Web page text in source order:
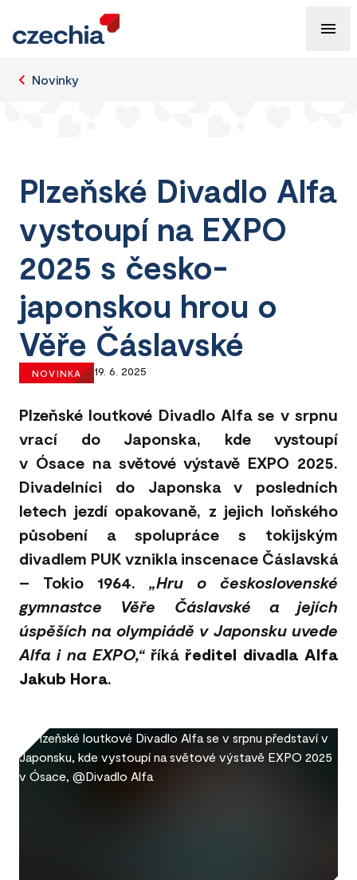
Novinky
Plzeňské Divadlo Alfa
vystoupí na EXPO
2025 s česko-
japonskou hrou o
Věře Čáslavské
NOVINKA 19. 6. 2025
Plzeňské loutkové Divadlo Alfa se v srpnu
vrací do Japonska, kde vystoupí
v Ósace na světové výstavě EXPO 2025.
Divadelníci do Japonska v posledních
letech jezdí opakovaně, z jejich loňského
působení a spolupráce s tokijským
divadlem PUK vznikla inscenace Čáslavská
– Tokio 1964. „Hru o československé
gymnastce Věře Čáslavské a jejích
úspěších na olympiádě v Japonsku uvede
Alfa i na EXPO,“říká ředitel divadla Alfa
Jakub Hora.